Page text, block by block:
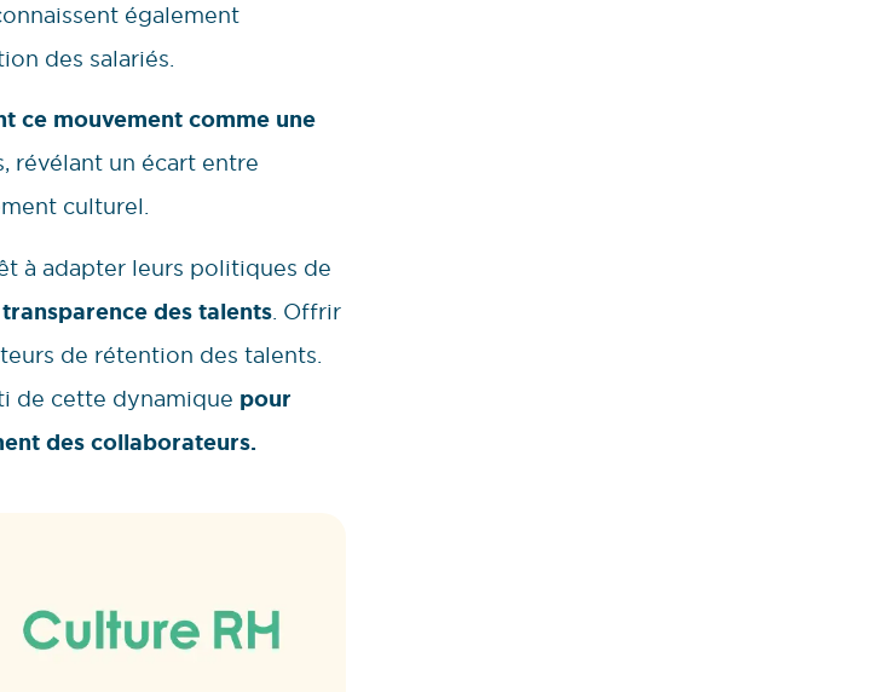
également
des salariés.
ce mouvement comme une
révélant un écart entre
culturel.
à adapter leurs politiques de
des talents. Offrir
de rétention des talents.
de cette dynamique pour
des collaborateurs.